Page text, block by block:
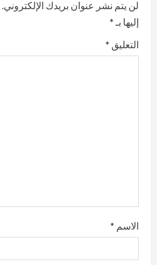
e
R
لن يتم نشر عنوان بريدك الإلكتروني.
إليها بـ *
التعليق *
الاسم *